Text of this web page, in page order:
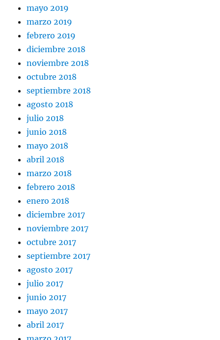
mayo 2019
marzo 2019
febrero 2019
diciembre 2018
noviembre 2018
octubre 2018
septiembre 2018
agosto 2018
julio 2018
junio 2018
mayo 2018
abril 2018
marzo 2018
febrero 2018
enero 2018
diciembre 2017
noviembre 2017
octubre 2017
septiembre 2017
agosto 2017
julio 2017
junio 2017
mayo 2017
abril 2017